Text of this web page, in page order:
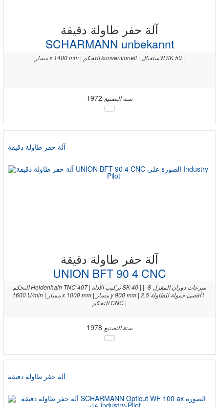
آلة حفر طاولة دقيقة
SCHARMANN unbekannt
مسار x 1400 mm | التحكم konventionell | الاستقبال SK 50 |
سنة التصنيع
آلة حفر طاولة دقيقة
آلة حفر طاولة دقيقة
UNION BFT 90 4 CNC
التحكم Heidenhain TNC 407 | تركيب الأداة SK 40 | | سرعات دوران المغزل 8-
1600 U/min | مسار x 1000 mm | مسار y 900 mm | أقصى حمولة للطاولة 2,5 t |
التحكم CNC |
سنة التصنيع
آلة حفر طاولة دقيقة